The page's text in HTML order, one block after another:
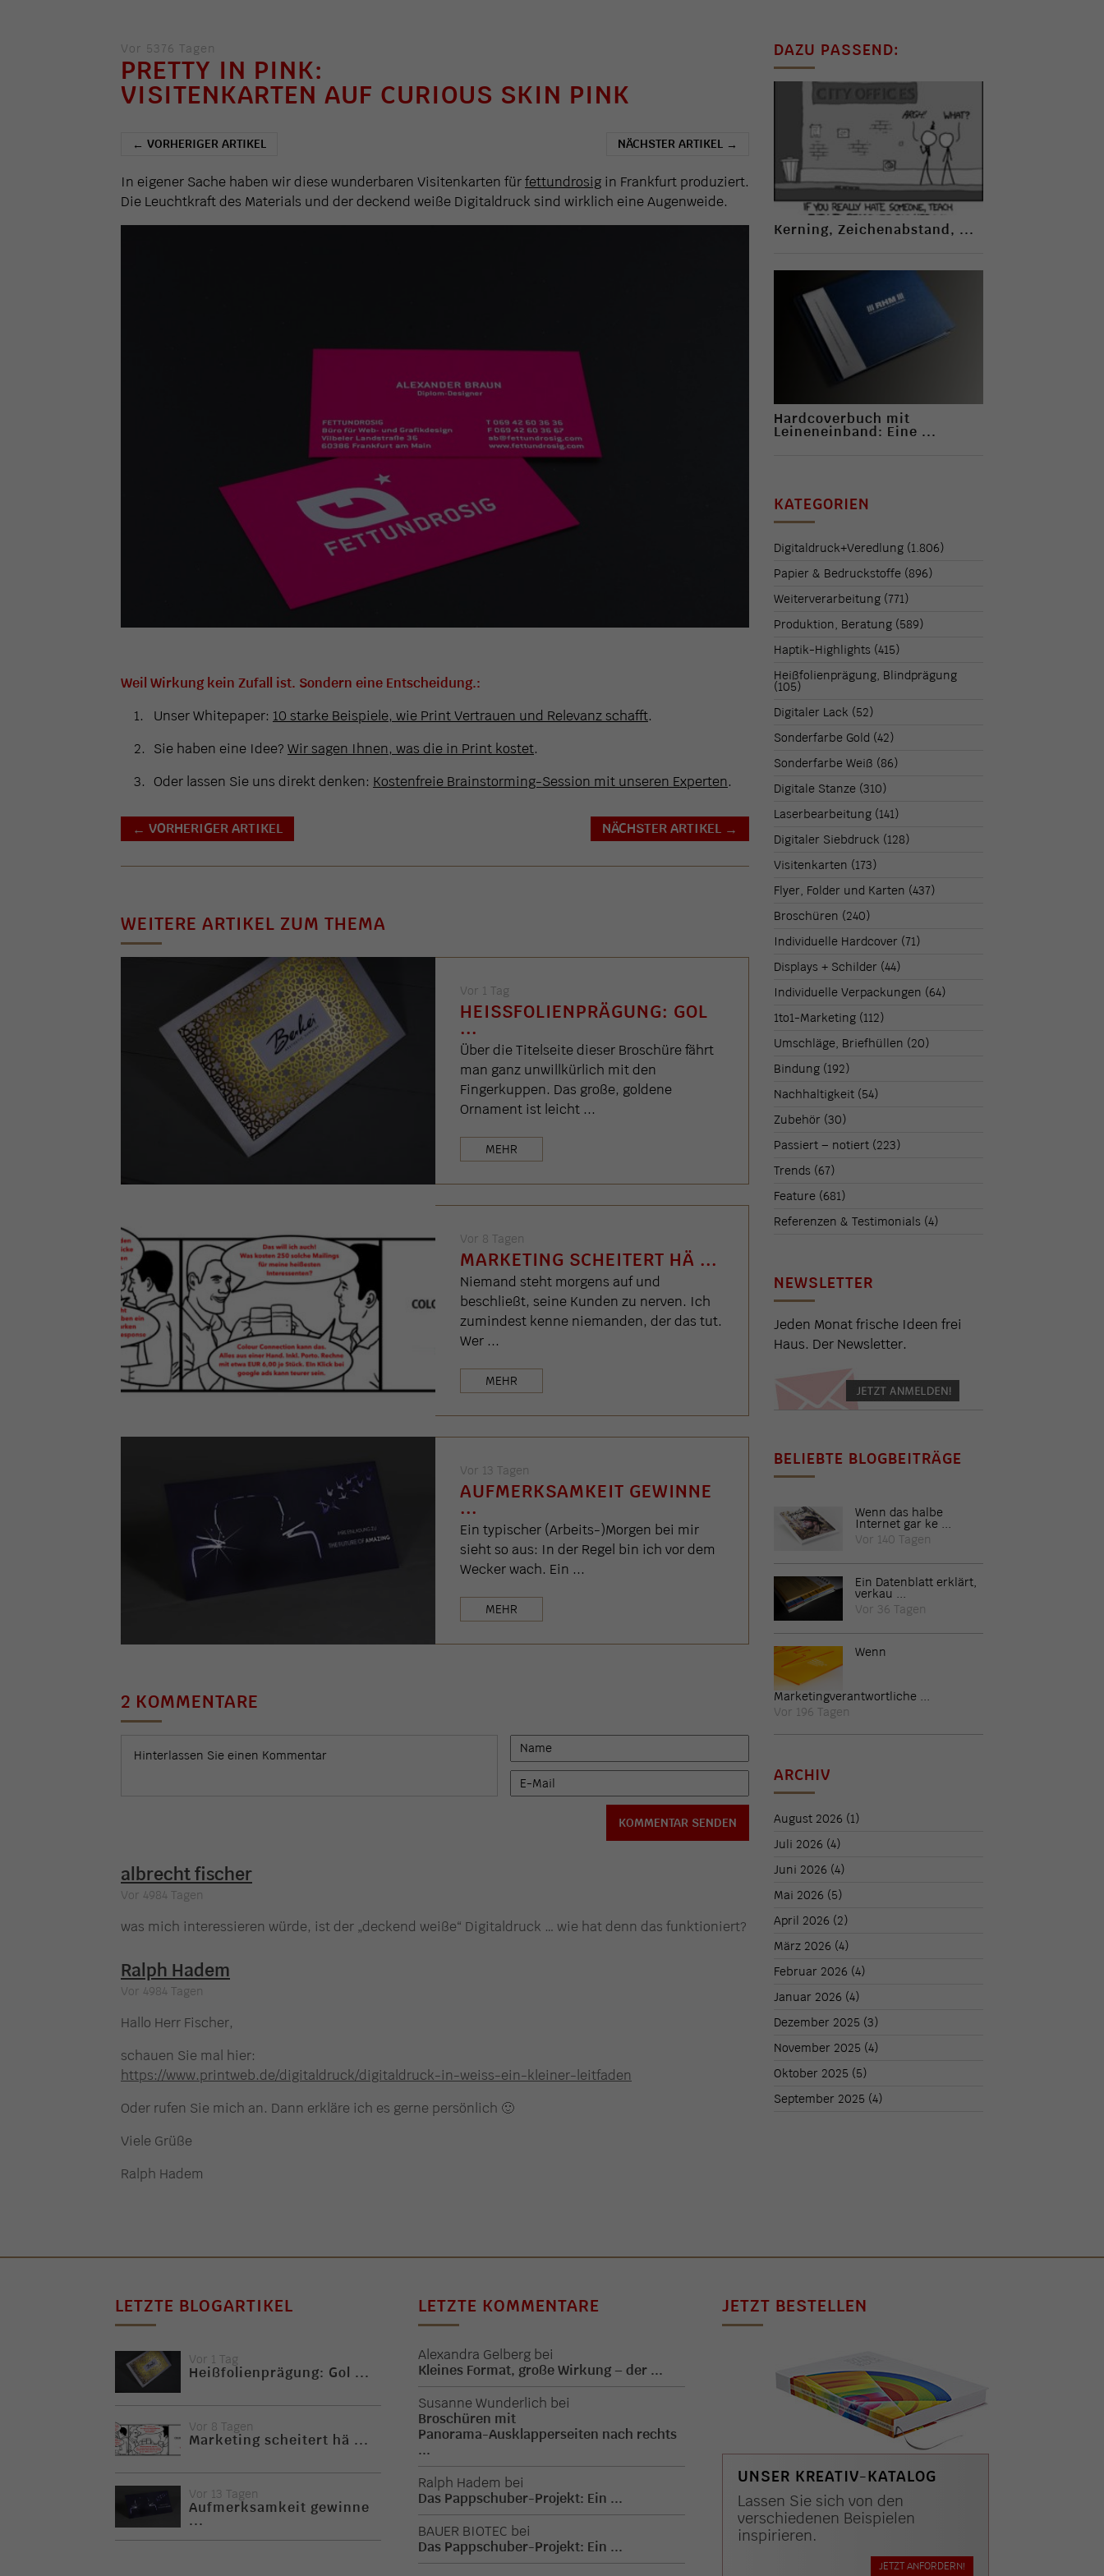
Vor 5376 Tagen
PRETTY IN PINK:
VISITENKARTEN AUF CURIOUS SKIN PINK
← VORHERIGER ARTIKEL NÄCHSTER ARTIKEL →
In eigener Sache haben wir diese wunderbaren Visitenkarten fürfettundrosig in Frankfurt produziert.
Die Leuchtkraft des Materials und der deckend weiße Digitaldruck sind wirklich eine Augenweide.
Weil Wirkung kein Zufall ist. Sondern eine Entscheidung.:
Unser Whitepaper: 10 starke Beispiele, wie Print Vertrauen und Relevanz schafft.
Sie haben eine Idee? Wir sagen Ihnen, was die in Print kostet.
Oder lassen Sie uns direkt denken: Kostenfreie Brainstorming-Session mit unseren Experten.
← VORHERIGER ARTIKEL NÄCHSTER ARTIKEL →
WEITERE ARTIKEL ZUM THEMA
Vor 1 Tag
HEISSFOLIENPRÄGUNG: GOL .
..
Über die Titelseite dieser Broschüre fährt
man ganz unwillkürlich mit den
Fingerkuppen. Das große, goldene
Ornament ist leicht ...
MEHR
Vor 8 Tagen
MARKETING SCHEITERT HÄ ...
Niemand steht morgens auf und
beschließt, seine Kunden zu nerven. Ich
zumindest kenne niemanden, der das tut.
Wer ...
MEHR
Vor 13 Tagen
AUFMERKSAMKEIT GEWINNE
...
Ein typischer (Arbeits-)Morgen bei mir
sieht so aus: In der Regel bin ich vor dem
Wecker wach. Ein ...
MEHR
2 KOMMENTARE
albrecht fischer
Vor 4984 Tagen
was mich interessieren würde, ist der „deckend weiße“ Digitaldruck … wie hat denn das funktioniert?
Ralph Hadem
Vor 4984 Tagen
Hallo Herr Fischer,
schauen Sie mal hier:
https://www.printweb.de/digitaldruck/digitaldruck-in-weiss-ein-kleiner-leitfaden
Oder rufen Sie mich an. Dann erkläre ich es gerne persönlich 🙂
Viele Grüße
Ralph Hadem
DAZU PASSEND:
Kerning, Zeichenabstand, ...
Hardcoverbuch mit
Leineneinband: Eine ...
KATEGORIEN
Digitaldruck+Veredlung (1.806)
Papier & Bedruckstoffe (896)
Weiterverarbeitung (771)
Produktion, Beratung (589)
Haptik-Highlights (415)
Heißfolienprägung, Blindprägung
(105)
Digitaler Lack (52)
Sonderfarbe Gold (42)
Sonderfarbe Weiß (86)
Digitale Stanze (310)
Laserbearbeitung (141)
Digitaler Siebdruck (128)
Visitenkarten (173)
Flyer, Folder und Karten (437)
Broschüren (240)
Individuelle Hardcover (71)
Displays + Schilder (44)
Individuelle Verpackungen (64)
1to1-Marketing (112)
Umschläge, Briefhüllen (20)
Bindung (192)
Nachhaltigkeit (54)
Zubehör (30)
Passiert – notiert (223)
Trends (67)
Feature (681)
Referenzen & Testimonials (4)
NEWSLETTER
Jeden Monat frische Ideen frei
Haus. Der Newsletter.
BELIEBTE BLOGBEITRÄGE
Wenn das halbe
Internet gar ke ...
Vor 140 Tagen
Ein Datenblatt erklärt,
verkau ...
Vor 36 Tagen
Wenn
Marketingverantwortliche ...
Vor 196 Tagen
ARCHIV
August 2026 (1)
Juli 2026 (4)
Juni 2026 (4)
Mai 2026 (5)
April 2026 (2)
März 2026 (4)
Februar 2026 (4)
Januar 2026 (4)
Dezember 2025 (3)
November 2025 (4)
Oktober 2025 (5)
September 2025 (4)
LETZTE BLOGARTIKEL
Vor 1 Tag
Heißfolienprägung: Gol ...
Vor 8 Tagen
Marketing scheitert hä ...
Vor 13 Tagen
Aufmerksamkeit gewinne
...
LETZTE KOMMENTARE
Alexandra Gelberg bei
Kleines Format, große Wirkung – der ...
Susanne Wunderlich bei
Broschüren mit
Panorama-Ausklapperseiten nach rechts
...
Ralph Hadem bei
Das Pappschuber-Projekt: Ein ...
BAUER BIOTEC bei
Das Pappschuber-Projekt: Ein ...
JETZT BESTELLEN
UNSER KREATIV-KATALOG
Lassen Sie sich von den
verschiedenen Beispielen
inspirieren.
JETZT ANFORDERN!